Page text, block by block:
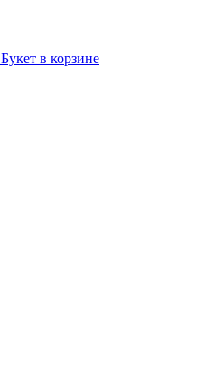
Букет в корзине